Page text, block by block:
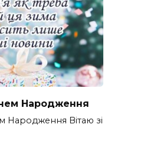
Народження
Народження Вітаю зі